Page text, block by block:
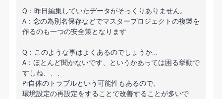
Q：昨日編集していたデータがそっくりありません。
A：念の為別名保存などでマスタープロジェクトの複製を
作るのも一つの安全策となります
Q：このような事はよくあるのでしょうか…
A：ほとんど聞かないです、というかあっては困る挙動で
すしね、、、
Pr自体のトラブルという可能性もあるので、
環境設定の再設定をすることで改善することが多いで